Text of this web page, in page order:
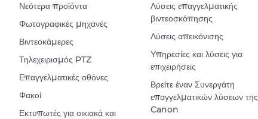
Νεότερα προϊόντα
Φωτογραφικές μηχανές
Βιντεοκάμερες
Τηλεχειρισμός PTZ
Επαγγελματικές οθόνες
Φακοί
Εκτυπωτές για οικιακά και
Λύσεις επαγγελματικής
βιντεοσκόπησης
Λύσεις απεικόνισης
Υπηρεσίες και λύσεις για
επιχειρήσεις
Βρείτε έναν Συνεργάτη
επαγγελματικών λύσεων της
Canon